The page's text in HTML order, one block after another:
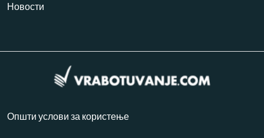
Новости
Општи услови за користење